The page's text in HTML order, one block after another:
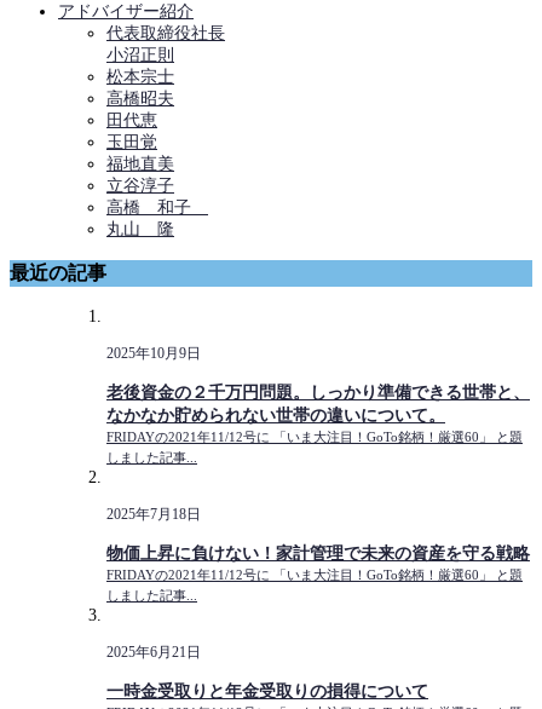
アドバイザー紹介
代表取締役社長
小沼正則
松本宗士
高橋昭夫
田代恵
玉田覚
福地直美
立谷淳子
高橋 和子
丸山 隆
最近の記事
2025年10月9日
老後資金の２千万円問題。しっかり準備できる世帯と、
なかなか貯められない世帯の違いについて。
FRIDAYの2021年11/12号に 「いま大注目！GoTo銘柄！厳選60」 と題
しました記事...
2025年7月18日
物価上昇に負けない！家計管理で未来の資産を守る戦略
FRIDAYの2021年11/12号に 「いま大注目！GoTo銘柄！厳選60」 と題
しました記事...
2025年6月21日
一時金受取りと年金受取りの損得について